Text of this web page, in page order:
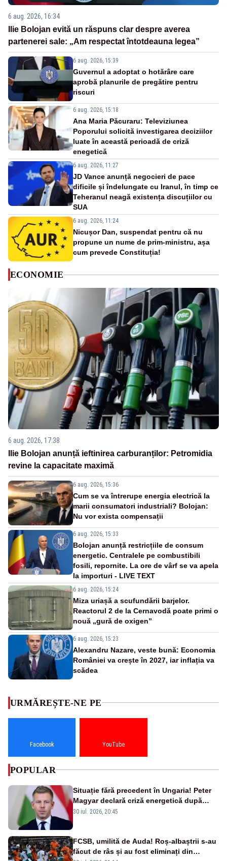
6 aug. 2026, 16:34
Ilie Bolojan evită un răspuns clar despre averea
partenerei sale: „Am respectat întotdeauna legea”
6 aug. 2026, 15:39
Guvernul a adoptat o hotărâre care
aprobă planurile de pregătire pentru
riscuri
6 aug. 2026, 15:18
Ana Maria Păcuraru: Televiziunea
Poporului solicită investigarea deciziilor
luate în această perioadă de criză
enegetică
6 aug. 2026, 11:27
JD Vance anunță negocieri de pace
dificile și îndelungate cu Iranul, în timp ce
Teheranul neagă existența discuțiilor cu
SUA
6 aug. 2026, 11:24
Nicușor Dan, suspendat pentru că nu
propune un nume de prim-ministru, așa
cum prevede Constituția!
ECONOMIE
6 aug. 2026, 17:38
Ilie Bolojan anunță ieftinirea carburanților: Petromidia
revine la capacitate maximă
6 aug. 2026, 15:36
Cum se va întrerupe energia electrică la
marii consumatori industriali? Bolojan:
Nu vor exista compensații
6 aug. 2026, 15:33
Bolojan anunță restricțiile de consum
energetic. Centralele pe combustibili
fosili, repornite. La ore de vârf se va apela
la importuri - LIVE TEXT
6 aug. 2026, 15:24
Miza uriașă a scufundării barjelor.
Reactorul 2 de la Cernavodă poate primi o
nouă „gură de oxigen”
6 aug. 2026, 15:23
Alexandru Nazare, veste bună: Economia
României va crește în 2027, iar inflația va
scădea
URMĂREȘTE-NE PE
Facebook YouTube
POPULAR
Situație fără precedent în Ungaria! Peter
Magyar declară criză energetică după
oprirea centralei de la Paks
30 iul. 2026, 20:45
FCSB, umilită de Auda! Roș-albaștrii s-au
făcut de râs și au fost eliminați din